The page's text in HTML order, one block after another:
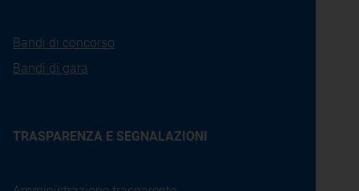
Bandi di concorso
Bandi di gara
TRASPARENZA E SEGNALAZIONI